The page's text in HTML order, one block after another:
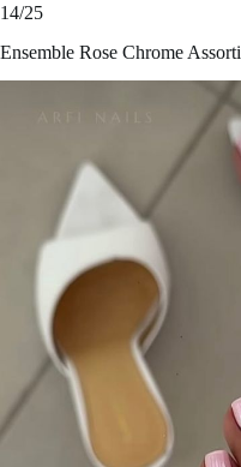
14/25
Ensemble Rose Chrome Assorti